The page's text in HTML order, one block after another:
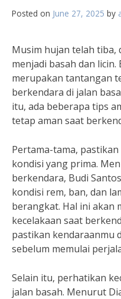
Posted on June 27, 2025 by
Musim hujan telah tiba,
menjadi basah dan
merupakan tantangan
berkendara di jalan
itu, ada beberapa tips
tetap aman saat
Pertama-tama,
kondisi yang prima.
berkendara, Budi
kondisi rem, ban, dan
berangkat. Hal ini akan
kecelakaan saat
pastikan kendaraanmu
sebelum memulai
Selain itu, perhatikan
jalan basah. Menurut